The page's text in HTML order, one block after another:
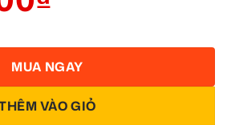
VÀO GIỎ
MUA NGAY